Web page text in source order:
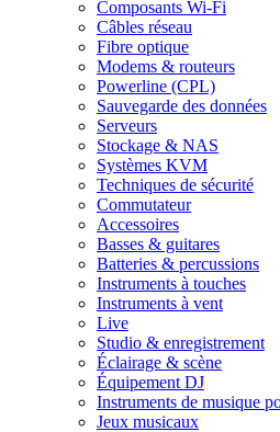
Composants Wi-Fi
Câbles réseau
Fibre optique
Modems & routeurs
Powerline (CPL)
Sauvegarde des données
Serveurs
Stockage & NAS
Systèmes KVM
Techniques de sécurité
Commutateur
Accessoires
Basses & guitares
Batteries & percussions
Instruments à touches
Instruments à vent
Live
Studio & enregistrement
Éclairage & scène
Équipement DJ
Instruments de musique
Jeux musicaux